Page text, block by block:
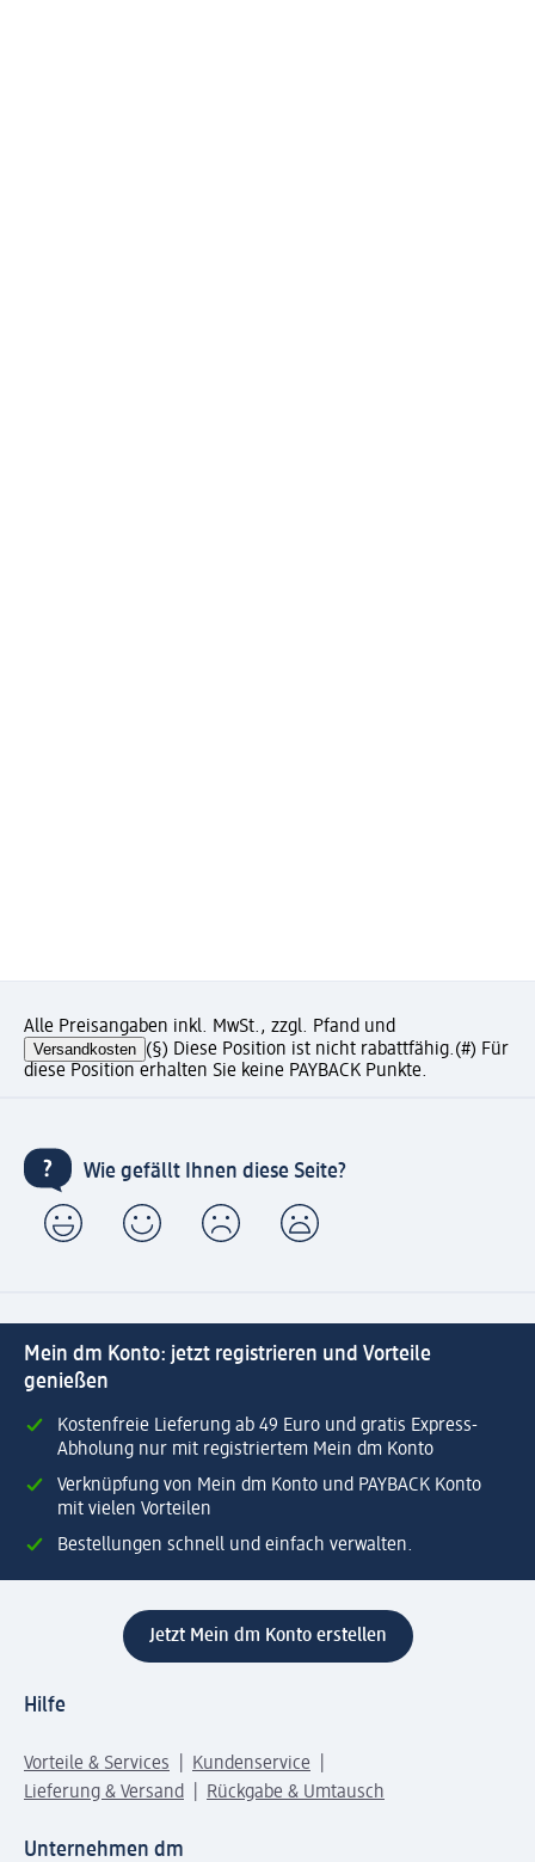
Alle Preisangaben inkl. MwSt., zzgl. Pfand und
Versandkosten (§) Diese Position ist nicht rabattfähig.(#) Für
diese Position erhalten Sie keine PAYBACK Punkte.
Wie gefällt Ihnen diese Seite?
Mein dm Konto: jetzt registrieren und Vorteile
genießen
Kostenfreie Lieferung ab 49 Euro und gratis Express-
Abholung nur mit registriertem Mein dm Konto
Verknüpfung von Mein dm Konto und PAYBACK Konto
mit vielen Vorteilen
Bestellungen schnell und einfach verwalten.
Jetzt Mein dm Konto erstellen
Hilfe
Vorteile & Services
Kundenservice
Lieferung & Versand
Rückgabe & Umtausch
Unternehmen dm